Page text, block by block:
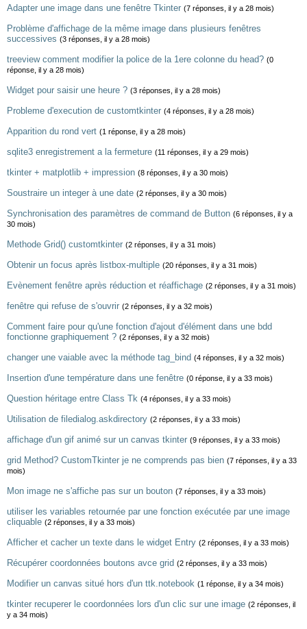
Adapter une image dans une fenêtre Tkinter (7 réponses, il y a 28 mois)
Problème d'affichage de la même image dans plusieurs fenêtres
successives (3 réponses, il y a 28 mois)
treeview comment modifier la police de la 1ere colonne du head? (0
réponse, il y a 28 mois)
Widget pour saisir une heure ? (3 réponses, il y a 28 mois)
Probleme d'execution de customtkinter (4 réponses, il y a 28 mois)
Apparition du rond vert (1 réponse, il y a 28 mois)
sqlite3 enregistrement a la fermeture (11 réponses, il y a 29 mois)
tkinter + matplotlib + impression (8 réponses, il y a 30 mois)
Soustraire un integer à une date (2 réponses, il y a 30 mois)
Synchronisation des paramètres de command de Button (6 réponses, il y a
30 mois)
Methode Grid() customtkinter (2 réponses, il y a 31 mois)
Obtenir un focus après listbox-multiple (20 réponses, il y a 31 mois)
Evènement fenêtre après réduction et réaffichage (2 réponses, il y a 31 mois)
fenêtre qui refuse de s'ouvrir (2 réponses, il y a 32 mois)
Comment faire pour qu'une fonction d'ajout d'élément dans une bdd
fonctionne graphiquement ? (2 réponses, il y a 32 mois)
changer une vaiable avec la méthode tag_bind (4 réponses, il y a 32 mois)
Insertion d'une température dans une fenêtre (0 réponse, il y a 33 mois)
Question héritage entre Class Tk (4 réponses, il y a 33 mois)
Utilisation de filedialog.askdirectory (2 réponses, il y a 33 mois)
affichage d'un gif animé sur un canvas tkinter (9 réponses, il y a 33 mois)
grid Method? CustomTkinter je ne comprends pas bien (7 réponses, il y a 33
mois)
Mon image ne s'affiche pas sur un bouton (7 réponses, il y a 33 mois)
utiliser les variables retournée par une fonction exécutée par une image
cliquable (2 réponses, il y a 33 mois)
Afficher et cacher un texte dans le widget Entry (2 réponses, il y a 33 mois)
Récupérer coordonnées boutons avce grid (2 réponses, il y a 33 mois)
Modifier un canvas situé hors d'un ttk.notebook (1 réponse, il y a 34 mois)
tkinter recuperer le coordonnées lors d'un clic sur une image (2 réponses, il
y a 34 mois)